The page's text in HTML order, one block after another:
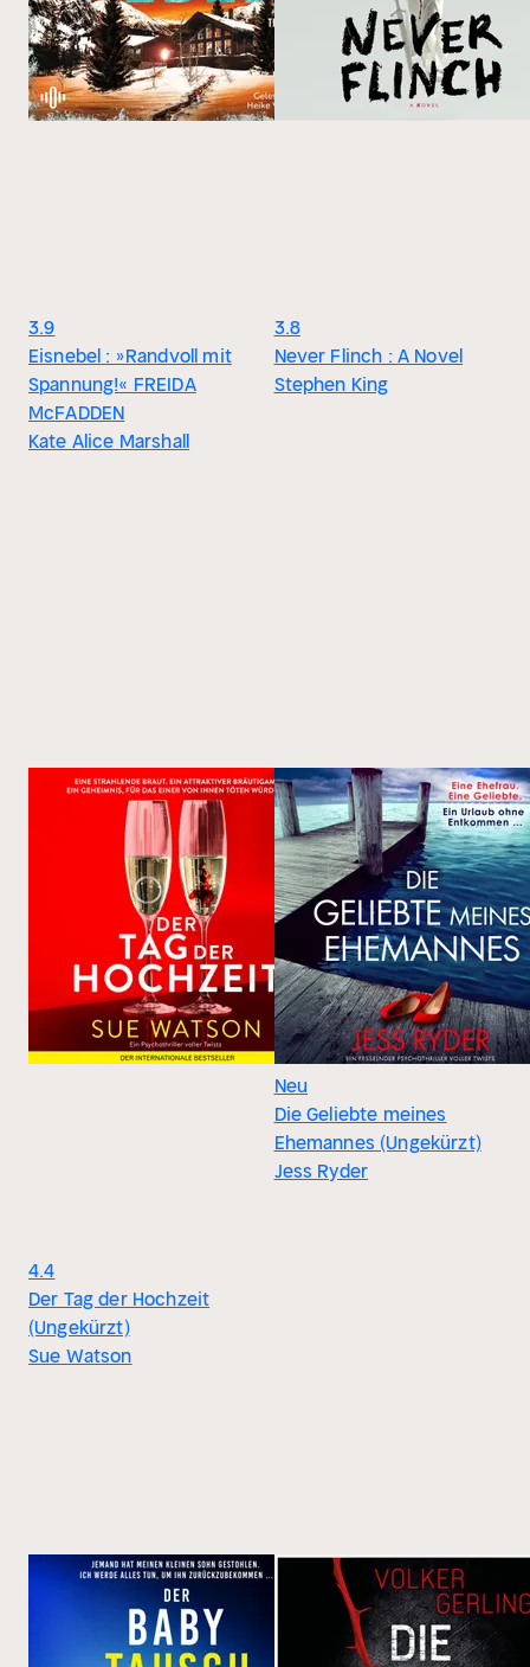
3.9
Eisnebel : »Randvoll mit
Spannung!« FREIDA
McFADDEN
Kate Alice Marshall
3.8
Never Flinch : A Novel
Stephen King
4.4
Der Tag der Hochzeit
(Ungekürzt)
Sue Watson
Neu
Die Geliebte meines
Ehemannes (Ungekürzt)
Jess Ryder